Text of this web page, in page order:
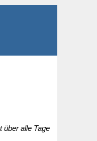
über alle Tage